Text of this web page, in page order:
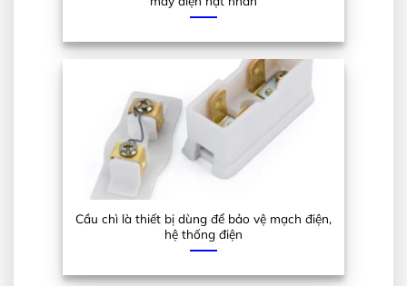
Cầu chì là thiết bị dùng để bảo vệ mạch điện,
hệ thống điện